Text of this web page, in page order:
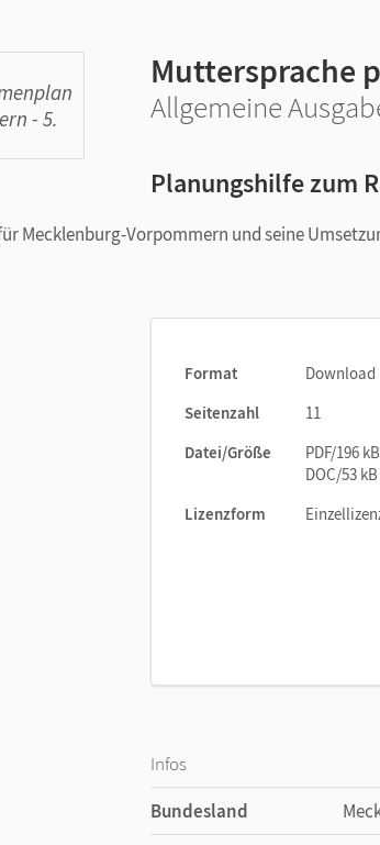
Muttersprache
Allgemeine
Planungshilfe zum
Mecklenburg-Vorpommern und seine
Format
Download
Seitenzahl
11
Datei/Größe
PDF/196
DOC/53
Lizenzform
Infos
Bundesland